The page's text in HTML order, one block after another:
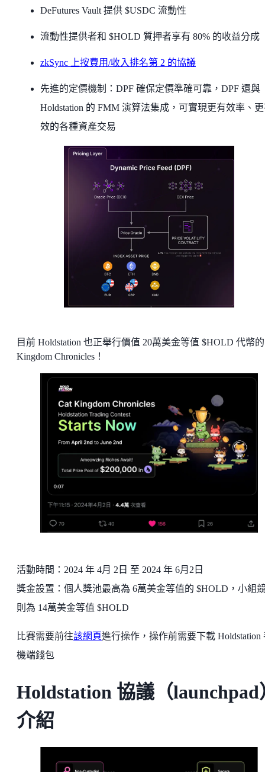
DeFutures Vault 提供 $USDC 流動性
流動性提供者和 $HOLD 質押者享有 80% 的收益分成
zkSync 上按費用/收入排名第 2 的協議
先進的定價機制：DPF 確保定價準確可靠，DPF 還與
Holdstation 的 FMM 演算法集成，可實現更有效率、
效的各種資產交易
目前 Holdstation 也正舉行價值 20萬美金等值 $HOLD 代幣的
Kingdom Chronicles！
活動時間：2024 年 4月 2日 至 2024 年 6月2日
獎金設置：個人獎池最高為 6萬美金等值的 $HOLD，小組
則為 14萬美金等值 $HOLD
比賽需要前往該網頁進行操作，操作前需要下載 Holdstation
機端錢包
Holdstation 協議（launchpad
介紹